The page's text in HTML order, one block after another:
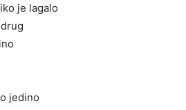
je lagalo
jedino